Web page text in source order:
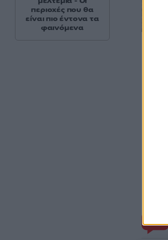
περιοχές που θα
είναι πιο έντονα τα
φαινόμενα